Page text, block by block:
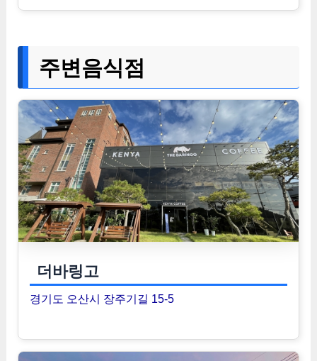
주변음식점
더바링고
경기도 오산시 장주기길 15-5